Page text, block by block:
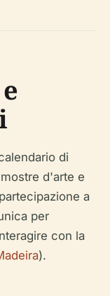
di
d'arte e
a
per
con la
).